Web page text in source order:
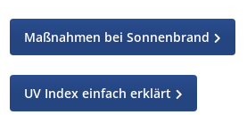
Maßnahmen bei Sonnenbrand
UV Index einfach erklärt